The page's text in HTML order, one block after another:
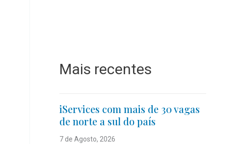
Mais recentes
iServices com mais de 30 vagas
de norte a sul do país
7 de Agosto, 2026